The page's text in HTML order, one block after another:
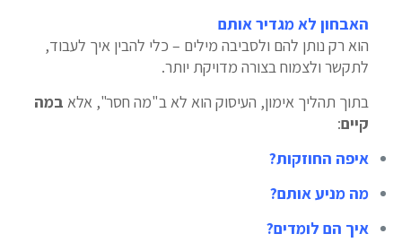
האבחון לא מגדיר אותם
הוא רק נותן להם ולסביבה מילים – כלי להבין איך לעבוד,
לתקשר ולצמוח בצורה מדויקת יותר.
בתוך תהליך אימון, העיסוק הוא לא ב"מה חסר", אלא במה
קיים:
איפה החוזקות?
מה מניע אותם?
איך הם לומדים?